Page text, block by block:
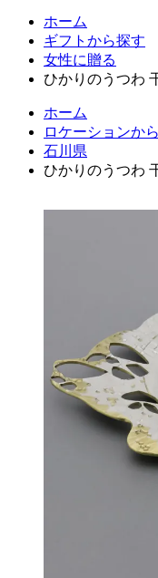
ホーム
ギフトから探す
女性に贈る
ひかりのうつわ
ホーム
ロケーションか
石川県
ひかりのうつわ